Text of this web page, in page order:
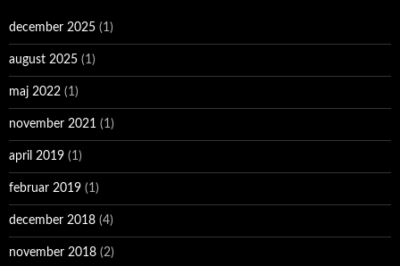
december 2025 (1)
august 2025 (1)
maj 2022 (1)
november 2021 (1)
april 2019 (1)
februar 2019 (1)
december 2018 (4)
november 2018 (2)